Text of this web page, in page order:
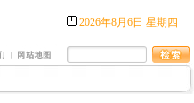
2026年8月6日 星期四